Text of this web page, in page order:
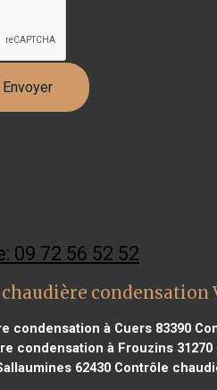
09 72 56 52 52
condensation
condensation à Cuers 83390
condensation à Frouzins 31270
62430Contrôle